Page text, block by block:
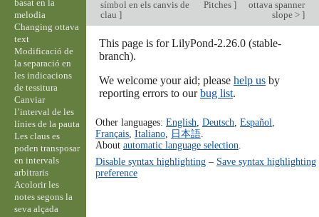
símbol en els canvis de
clau ]
Pitches]
ottava spanner
slope > ]
This page is for LilyPond-2.26.0 (stable-
branch).
We welcome your aid; please help usby
reporting errors to ourbug list.
Other languages: English Deutsch Español
Français, Italiano, 日本語.
About automatic language selection
Disable syntax highlighting– Save syntax highlighting
preference
basat en la
melodia
Changing ottava
text
Modificació de
la separació en
les indicacions
de tessitura
Canviar
l’interval de les
línies de la pauta
Les claus es
poden transposar
en intervals
arbitraris
Acolorir les
notes segons la
seva alçada